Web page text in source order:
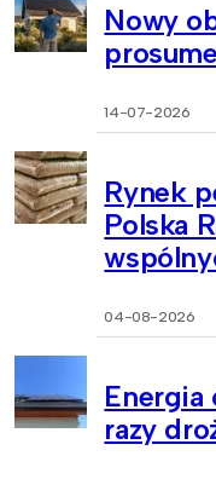
Nowy
14-07-2026
Rynek
Polska
04-08-2026
Energia
razy